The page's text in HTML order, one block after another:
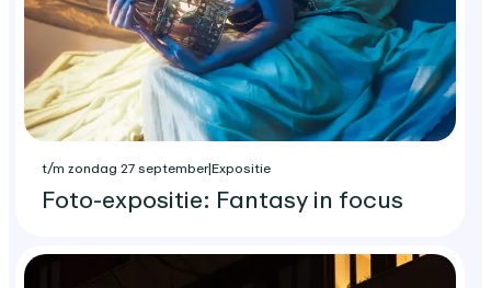
t/m zondag 27 september|Expositie
Foto-expositie: Fantasy in focus